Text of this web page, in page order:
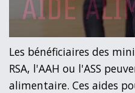
Les bénéficiaires des
RSA, l'AAH ou l'ASS
alimentaire. Ces aides